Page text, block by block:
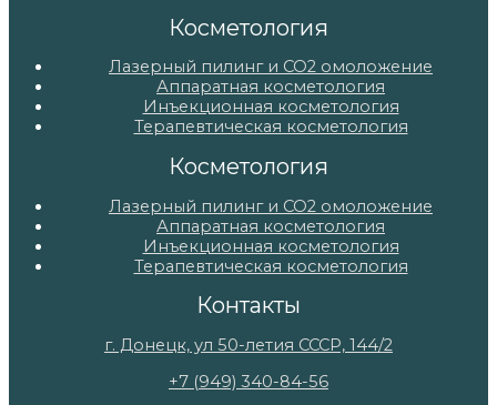
Косметология
Лазерный пилинг и СО2 омоложение
Аппаратная косметология
Инъекционная косметология
Терапевтическая косметология
Косметология
Лазерный пилинг и СО2 омоложение
Аппаратная косметология
Инъекционная косметология
Терапевтическая косметология
Контакты
г. Донецк, ул 50-летия СССР, 144/2
+7 (949) 340-84-56